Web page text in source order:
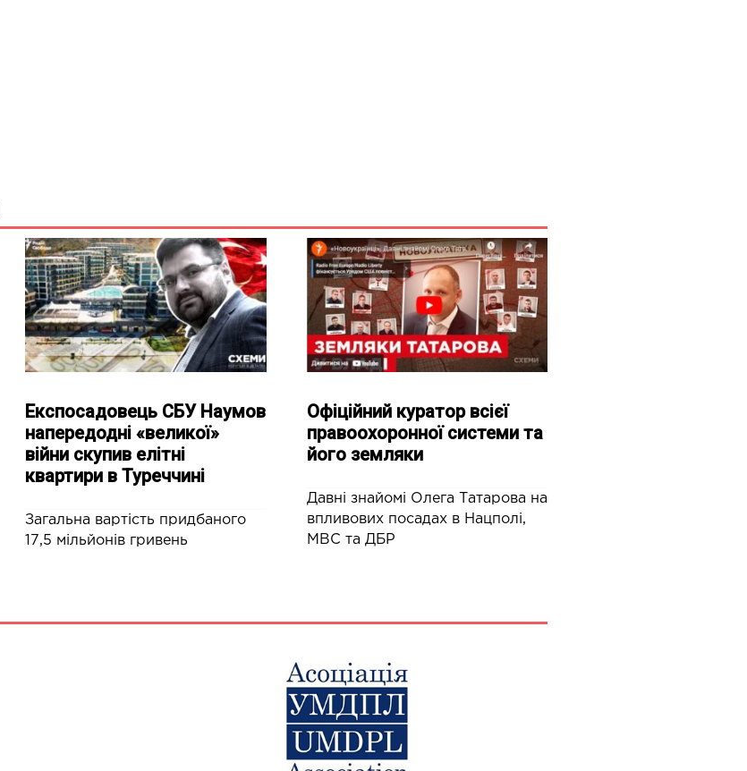
Експосадовець СБУ Наумов
напередодні «великої»
війни скупив елітні
квартири в Туреччині
Загальна вартість придбаного
17,5 мільйонів гривень
Офіційний куратор всієї
правоохоронної системи та
його земляки
Давні знайомі Олега Татарова на
впливових посадах в Нацполі,
МВС та ДБР